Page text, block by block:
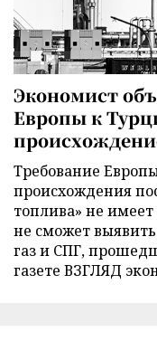
Экономист
Европы к
Требование
происхождения
топлива» не
не сможет
газ и СПГ,
газете ВЗГЛЯД